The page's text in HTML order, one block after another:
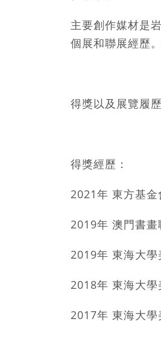
主要創作媒材是
個展和聯展經歷
得獎以及展覽履歷
得獎經歷：
2021年 東方基
2019年 澳門書畫
2019年 東海大
2018年 東海大
2017年 東海大